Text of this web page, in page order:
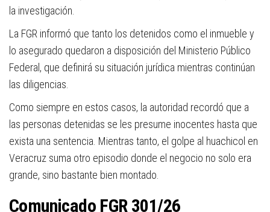
la investigación.
La FGR informó que tanto los detenidos como el inmueble y
lo asegurado quedaron a disposición del Ministerio Público
Federal, que definirá su situación jurídica mientras continúan
las diligencias.
Como siempre en estos casos, la autoridad recordó que a
las personas detenidas se les presume inocentes hasta que
exista una sentencia. Mientras tanto, el golpe al huachicol en
Veracruz suma otro episodio donde el negocio no solo era
grande, sino bastante bien montado.
Comunicado FGR 301/26